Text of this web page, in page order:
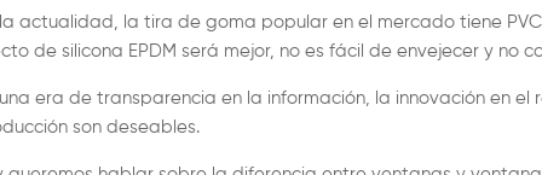
actualidad, la tira de goma popular en el mercado tiene
de silicona EPDM será mejor, no es fácil de envejecer y no
era de transparencia en la información, la innovación en
son deseables.